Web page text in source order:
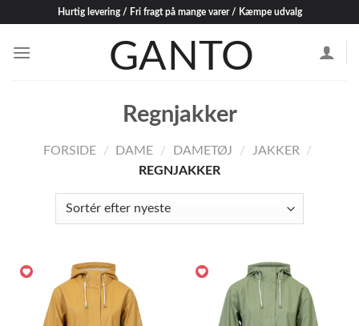
content
Hurtig levering / Fri fragt på mange varer / Kæmpe udvalg
Regnjakker
FORSIDE / DAME / DAMETØJ / JAKKER /
REGNJAKKER